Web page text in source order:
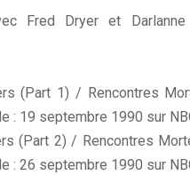
Fred Dryer et
(Part 1) / Rencontres
: 19 septembre 1990 sur
(Part 2) / Rencontres
: 26 septembre 1990 sur